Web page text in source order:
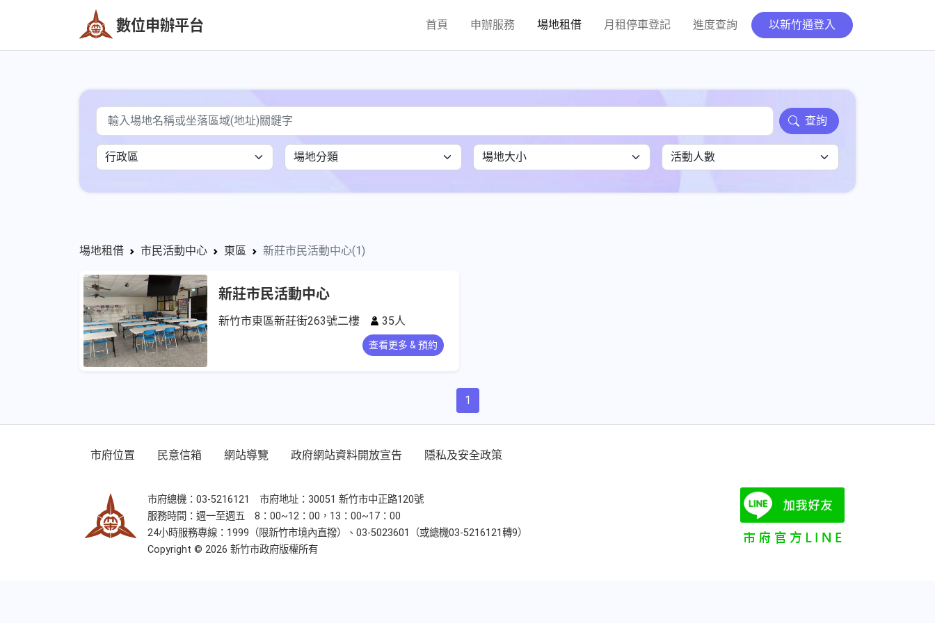
數位申辦平台 首頁 申辦服務 場地租借 月租停車登記 進度查詢 以新竹通登入
查詢
場地租借 市民活動中心 東區 新莊市民活動中心(1)
新莊市民活動中心
新竹市東區新莊街263號二樓 35人
查看更多 & 預約
1
市府位置 民意信箱 網站導覽 政府網站資料開放宣告 隱私及安全政策
市府總機：03-5216121 市府地址：30051 新竹市中正路120號
服務時間：週一至週五 8：00~12：00，13：00~17：00
24小時服務專線：1999（限新竹市境內直撥）、03-5023601（或總機03-5216121轉9）
Copyright © 2026 新竹市政府版權所有